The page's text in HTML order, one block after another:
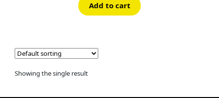
Add to cart
Showing the single result